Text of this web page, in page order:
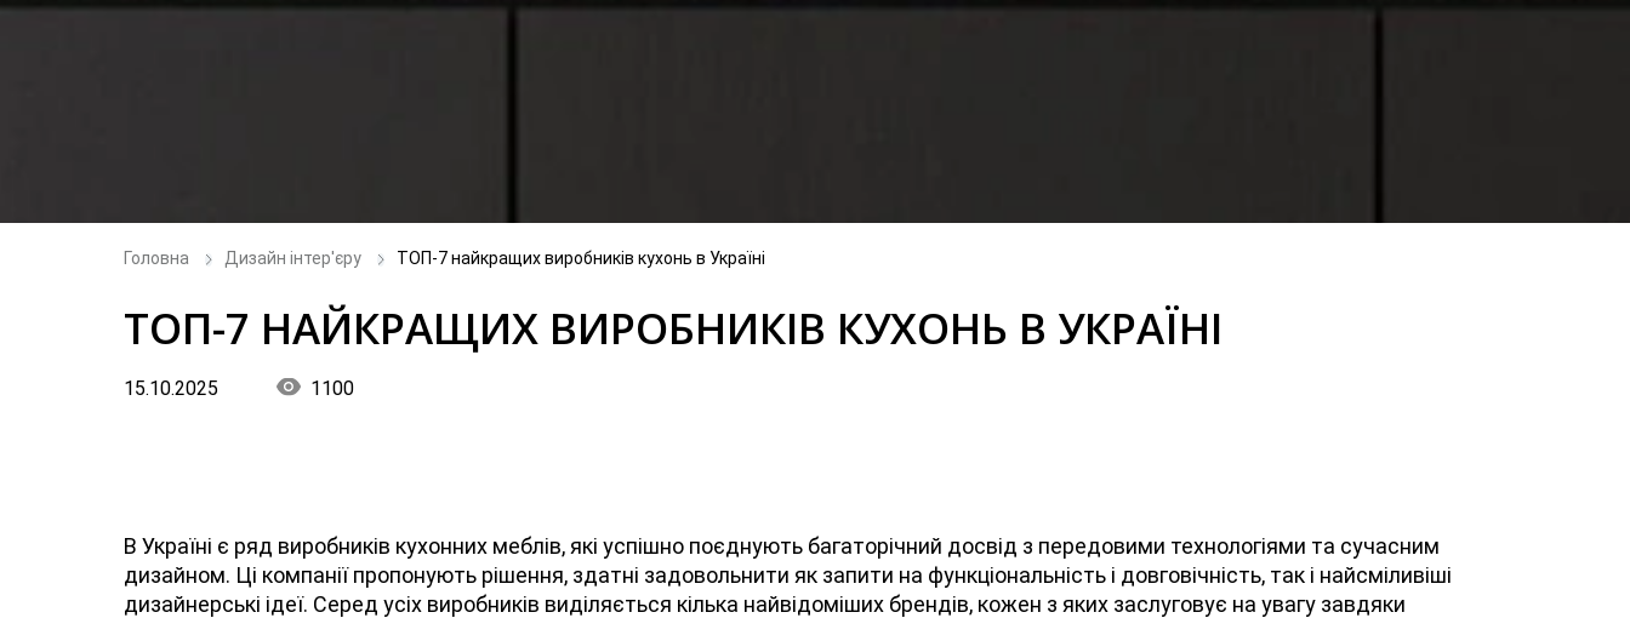
Головна Дизайн інтер'єру ТОП-7 найкращих виробників кухонь в Україні
ТОП-7 НАЙКРАЩИХ ВИРОБНИКІВ КУХОНЬ В УКРАЇНІ
15.10.2025 1100
В Україні є ряд виробників кухонних меблів, які успішно поєднують багаторічний досвід з передовими технологіями та сучасним
дизайном. Ці компанії пропонують рішення, здатні задовольнити як запити на функціональність і довговічність, так і найсміливіші
дизайнерські ідеї. Серед усіх виробників виділяється кілька найвідоміших брендів, кожен з яких заслуговує на увагу завдяки